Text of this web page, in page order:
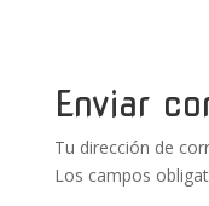
k
Enviar
Tu dirección de
Los campos